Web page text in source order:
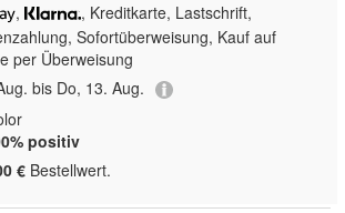
,
, Kreditkarte, Lastschrift,
Sofortüberweisung, Kauf auf
per Überweisung
bis Do, 13. Aug.
positiv
€ Bestellwert.